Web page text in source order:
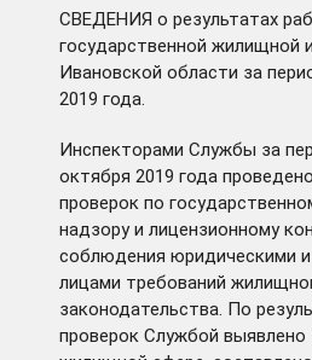
СВЕДЕНИЯ о результатах
государственной жилищной
Ивановской области за
2019 года.
Инспекторами Службы за
октября 2019 года
проверок по
надзору и лицензионному
соблюдения юридическими
лицами требований
законодательства. По
проверок Службой выявлено